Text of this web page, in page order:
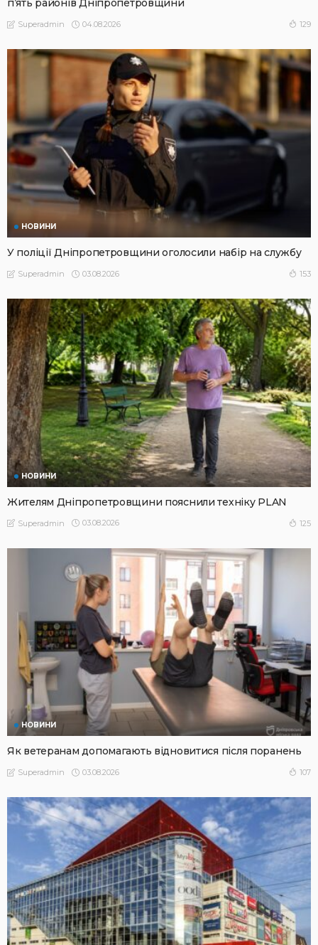
п’ять районів Дніпропетровщини
Superadmin 04.08.2026 129
НОВИНИ
У поліції Дніпропетровщини оголосили набір на службу
Superadmin 03.08.2026 153
НОВИНИ
Жителям Дніпропетровщини пояснили техніку PLAN
Superadmin 03.08.2026 125
НОВИНИ
Як ветеранам допомагають відновитися після поранень
Superadmin 03.08.2026 107